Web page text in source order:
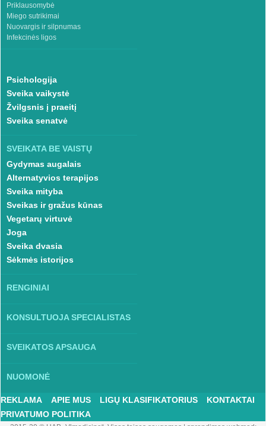
Priklausomybė
Miego sutrikimai
Nuovargis ir silpnumas
Infekcinės ligos
Psichologija
Sveika vaikystė
Žvilgsnis į praeitį
Sveika senatvė
SVEIKATA BE VAISTŲ
Gydymas augalais
Alternatyvios terapijos
Sveika mityba
Sveikas ir gražus kūnas
Vegetarų virtuvė
Joga
Sveika dvasia
Sėkmės istorijos
RENGINIAI
KONSULTUOJA SPECIALISTAS
SVEIKATOS APSAUGA
NUOMONĖ
REKLAMA APIE MUS LIGŲ KLASIFIKATORIUS
KONTAKTAI
PRIVATUMO POLITIKA